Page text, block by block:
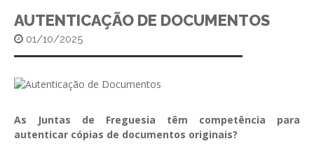
Quem Somos?
MÓDULOS
GESÁgua
GESCanídeo
FAQ
Custo da Chamada
AUTENTICAÇÃO DE DOCUMENTOS
01/10/2025
As Juntas de Freguesia têm competência para
autenticar cópias de documentos originais?